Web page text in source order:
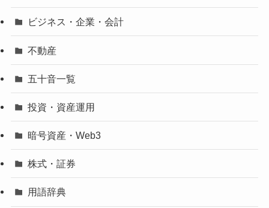
ビジネス・企業・会計
不動産
五十音一覧
投資・資産運用
暗号資産・Web3
株式・証券
用語辞典